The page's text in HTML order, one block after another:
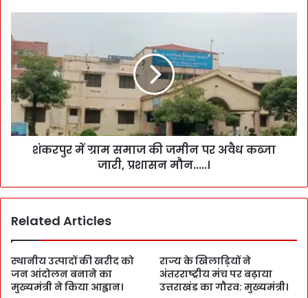
शंकरपुर में ग्राम समाज की जमीन पर अवैध कब्जा
जारी, प्रशासन मौन.....।
Related Articles
स्थानीय उत्पादों की खरीद को
जन आंदोलन बनाने का
मुख्यमंत्री ने किया आह्वान।
राज्य के खिलाड़ियों ने
अंतरराष्ट्रीय मंच पर बढ़ाया
उत्तराखंड का गौरव: मुख्यमंत्री।